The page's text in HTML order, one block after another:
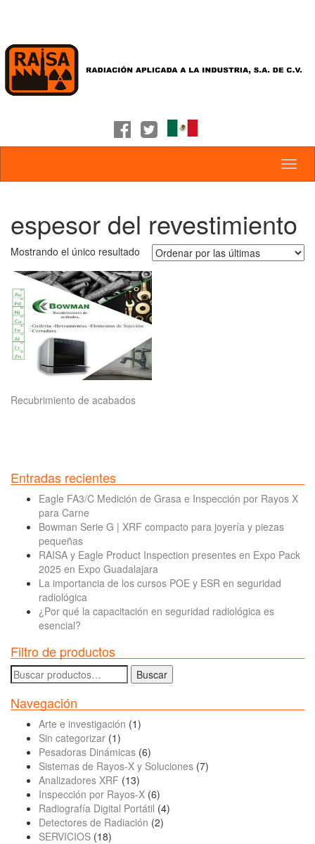
espesor del revestimiento
Mostrando el único resultado
Recubrimiento de acabados
Entradas recientes
Eagle FA3/C Medición de Grasa e Inspección por Rayos X
para Carne
Bowman Serie G | XRF compacto para joyería y piezas
pequeñas
RAISA y Eagle Product Inspection presentes en Expo Pack
2025 en Expo Guadalajara
La importancia de los cursos POE y ESR en seguridad
radiológica
¿Por qué la capacitación en seguridad radiológica es
esencial?
Filtro de productos
Buscar
por:
Buscar
Navegación
Arte e investigación (1)
Sin categorizar (1)
Pesadoras Dinámicas (6)
Sistemas de Rayos-X y Soluciones (7)
Analizadores XRF (13)
Inspección por Rayos-X (6)
Radiografía Digital Portátil (4)
Detectores de Radiación (2)
SERVICIOS (18)